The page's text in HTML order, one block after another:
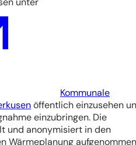
Kommunale
öffentlich einzusehen
einzubringen. Die
und anonymisiert in den
Wärmeplanung